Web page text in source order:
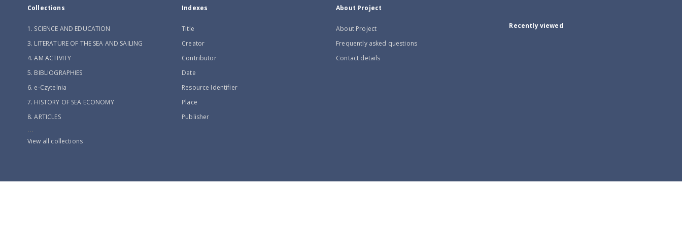
Collections
1. SCIENCE AND EDUCATION
3. LITERATURE OF THE SEA AND SAILING
4. AM ACTIVITY
5. BIBLIOGRAPHIES
6. e-Czytelnia
7. HISTORY OF SEA ECONOMY
8. ARTICLES
...
View all collections
Indexes
Title
Creator
Contributor
Date
Resource Identifier
Place
Publisher
About Project
About Project
Frequently asked questions
Contact details
Recently viewed